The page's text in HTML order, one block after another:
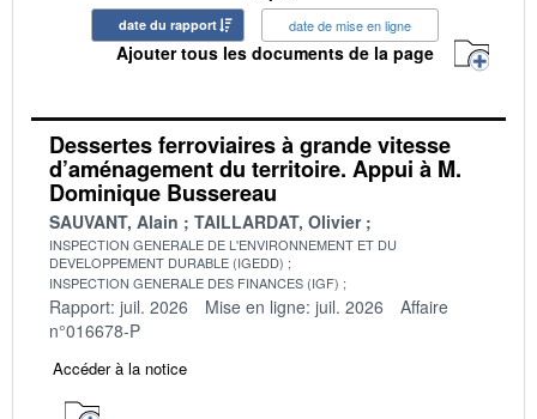
date du rapport date de mise en ligne
Ajouter tous les documents de la page
Dessertes ferroviaires à grande vitesse
d’aménagement du territoire. Appui à M.
Dominique Bussereau
SAUVANT, Alain TAILLARDAT, Olivier
INSPECTION GENERALE DE L'ENVIRONNEMENT ET DU
DEVELOPPEMENT DURABLE (IGEDD)
INSPECTION GENERALE DES FINANCES (IGF)
Rapport: juil. 2026 Mise en ligne: juil. 2026
Affaire
n°016678-P
Accéder à la notice